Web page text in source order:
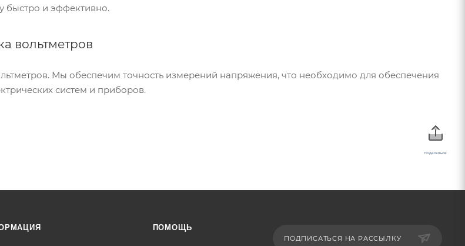
быстро и эффективно.
вольтметров
Мы обеспечим точность измерений напряжения, что необходимо для обеспечения
систем и приборов.
Поделиться:
ПОМОЩЬ
ПОДПИСАТЬСЯ НА РАССЫЛКУ